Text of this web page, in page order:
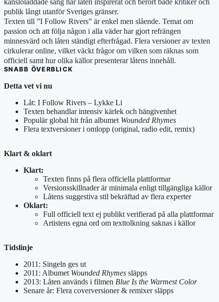
publik långt utanför Sveriges gränser.
Texten till ”I Follow Rivers” är enkel men slående. Temat om
passion och att följa någon i alla väder har gjort refrängen
minnesvärd och låten ständigt efterfrågad. Flera versioner av texten
cirkulerar online, vilket väckt frågor om vilken som räknas som
officiell samt hur olika källor presenterar låtens innehåll.
SNABB ÖVERBLICK
Detta vet vi nu
Låt: I Follow Rivers – Lykke Li
Texten behandlar intensiv kärlek och hängivenhet
Populär global hit från albumet Wounded Rhymes
Flera textversioner i omlopp (original, radio edit, remix)
Klart & oklart
Klart:
Texten finns på flera officiella plattformar
Versionsskillnader är minimala enligt tillgängliga källor
Låtens suggestiva stil bekräftad av flera experter
Oklart:
Full officiell text ej publikt verifierad på alla plattformar
Artistens egna ord om texttolkning saknas i källor
Tidslinje
2011: Singeln ges ut
2011: Albumet Wounded Rhymes släpps
2013: Låten används i filmen Blue Is the Warmest Color
Senare år: Flera coverversioner & remixer släpps